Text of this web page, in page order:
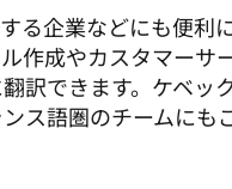
る企業などにも便利
作成やカスタマーサ
訳できます。ケベッ
ス語圏のチームにも